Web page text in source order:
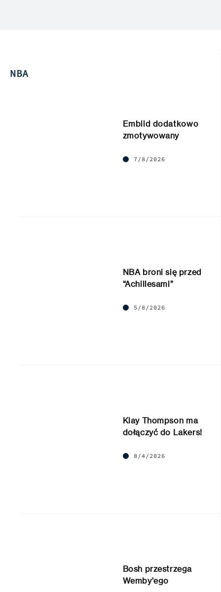
NBA
Embiid dodatkowo
zmotywowany
7/8/2026
NBA broni się przed
“Achillesami”
5/8/2026
Klay Thompson ma
dołączyć do Lakers!
8/4/2026
Bosh przestrzega
Wemby’ego